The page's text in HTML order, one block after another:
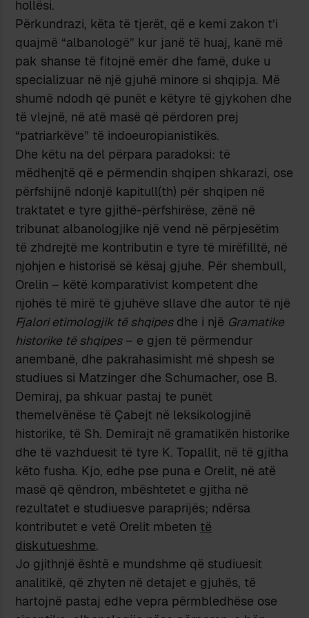
hollësi.
Përkundrazi, këta të tjerët, që e kemi zakon t’i
quajmë “albanologë” kur janë të huaj, kanë më
pak shanse të fitojnë emër dhe famë, duke u
specializuar në një gjuhë minore si shqipja. Më
shumë ndodh që punët e këtyre të gjykohen dhe
të vlejnë, në atë masë që përdoren prej
“patriarkëve” të indoeuropianistikës.
Dhe këtu na del përpara paradoksi: të
mëdhenjtë që e përmendin shqipen shkarazi, ose
përfshijnë ndonjë kapitull(th) për shqipen në
traktatet e tyre gjithë-përfshirëse, zënë në
tribunat albanologjike një vend në përpjesëtim
të zhdrejtë me kontributin e tyre të mirëfilltë, në
njohjen e historisë së kësaj gjuhe. Për shembull,
Orelin – këtë komparativist kompetent dhe
njohës të mirë të gjuhëve sllave dhe autor të një
Fjalori etimologjik të shqipesdhe i një Gramatike
historike të shqipes– e gjen të përmendur
anembanë, dhe pakrahasimisht më shpesh se
studiues si Matzinger dhe Schumacher, ose B.
Demiraj, pa shkuar pastaj te punët
themelvënëse të Çabejt në leksikologjinë
historike, të Sh. Demirajt në gramatikën historike
dhe të vazhduesit të tyre K. Topallit, në të gjitha
këto fusha. Kjo, edhe pse puna e Orelit, në atë
masë që qëndron, mbështetet e gjitha në
rezultatet e studiuesve paraprijës; ndërsa
kontributet e vetë Orelit mbeten të
diskutueshme.
Jo gjithnjë është e mundshme që studiuesit
analitikë, që zhyten në detajet e gjuhës, të
hartojnë pastaj edhe vepra përmbledhëse ose